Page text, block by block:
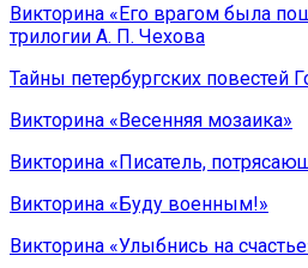
Викторина «Его врагом была
трилогии А. П. Чехова
Тайны петербургских повестей
Викторина «Весенняя мозаика»
Викторина «Писатель,
Викторина «Буду военным!»
Викторина «Улыбнись на